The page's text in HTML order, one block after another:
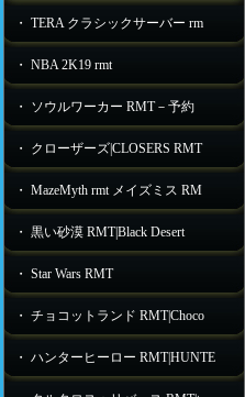
・ TERA クラシックサーバー rm
・ NBA 2K19 rmt
・ ソウルワーカー RMT－予約
・ クローザーズ|CLOSERS RMT
・ MazeMyth rmt メイズミス RM
・ 黒い砂漠 RMT|Black Desert
・ Star Wars RMT
・ チョコットランド RMT|Choco
・ ハンターヒーロー RMT|HUNTE